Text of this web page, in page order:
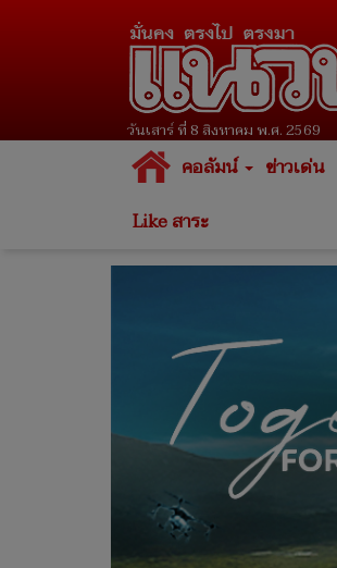
วันเสาร์ ที่ 8 สิงหาคม พ.ศ. 2569
คอลัมน์ ข่าวเด่น
Like สาระ